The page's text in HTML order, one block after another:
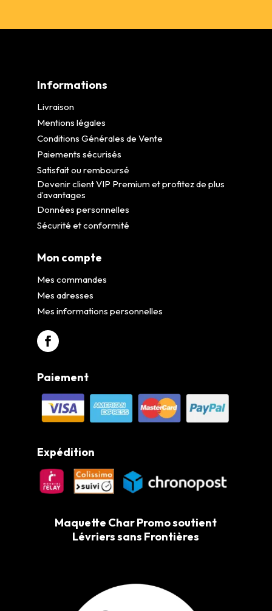
Informations
Livraison
Mentions légales
Conditions Générales de Vente
Paiements sécurisés
Satisfait ou remboursé
Devenir client VIP Premium et profitez de plus
d’avantages
Données personnelles
Sécurité et conformité
Mon compte
Mes commandes
Mes adresses
Mes informations personnelles
Paiement
Expédition
Maquette Char Promo soutient
Lévriers sans Frontières